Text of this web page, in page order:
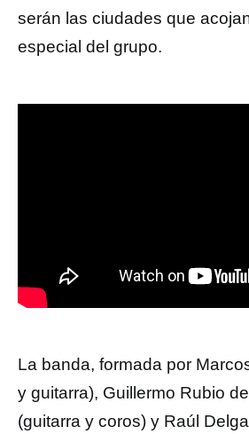
serán las ciudades que
especial del grupo.
La banda, formada por
y guitarra), Guillermo Rubio
(guitarra y coros) y Raúl